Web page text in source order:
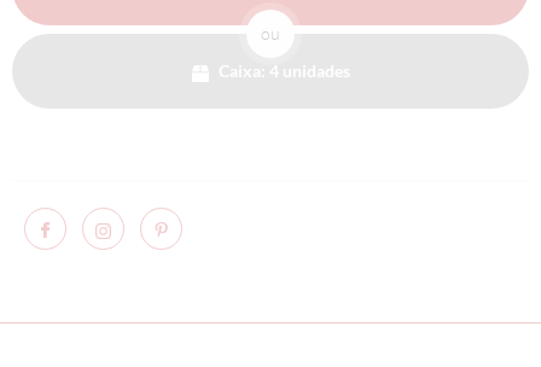
ou
Caixa: 4 unidades